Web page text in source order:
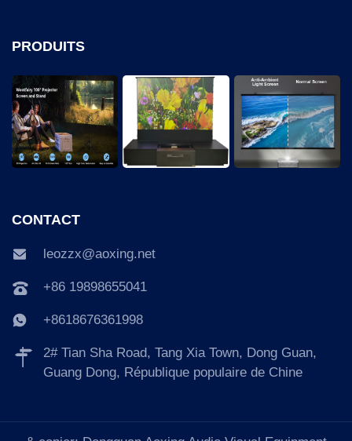
PRODUITS
CONTACT
leozzx@aoxing.net
+86 19898655041
+8618676361998
2# Tian Sha Road, Tang Xia Town, Dong Guan,
Guang Dong, République populaire de Chine